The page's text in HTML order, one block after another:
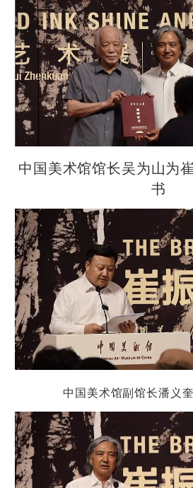
中国美术馆馆长吴为山为
书
中国美术馆副馆长潘义